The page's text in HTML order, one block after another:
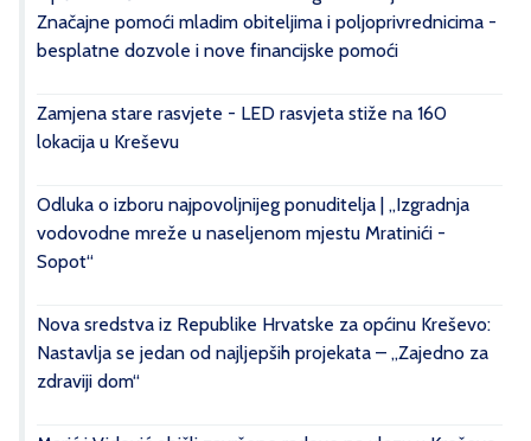
Značajne pomoći mladim obiteljima i poljoprivrednicima -
besplatne dozvole i nove financijske pomoći
Zamjena stare rasvjete - LED rasvjeta stiže na 160
lokacija u Kreševu
Odluka o izboru najpovoljnijeg ponuditelja | „Izgradnja
vodovodne mreže u naseljenom mjestu Mratinići -
Sopot“
Nova sredstva iz Republike Hrvatske za općinu Kreševo:
Nastavlja se jedan od najljepših projekata – „Zajedno za
zdraviji dom“